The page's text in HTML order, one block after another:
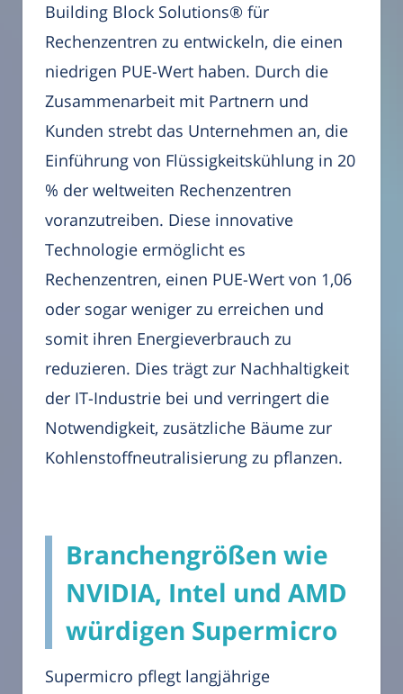
Building Block Solutions® für
Rechenzentren zu entwickeln, die einen
niedrigen PUE-Wert haben. Durch die
Zusammenarbeit mit Partnern und
Kunden strebt das Unternehmen an, die
Einführung von Flüssigkeitskühlung in 20
% der weltweiten Rechenzentren
voranzutreiben. Diese innovative
Technologie ermöglicht es
Rechenzentren, einen PUE-Wert von 1,06
oder sogar weniger zu erreichen und
somit ihren Energieverbrauch zu
reduzieren. Dies trägt zur Nachhaltigkeit
der IT-Industrie bei und verringert die
Notwendigkeit, zusätzliche Bäume zur
Kohlenstoffneutralisierung zu pflanzen.
Branchengrößen wie
NVIDIA, Intel und AMD
würdigen Supermicro
Supermicro pflegt langjährige